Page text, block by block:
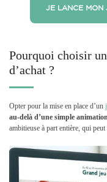
JE LANCE MON
Pourquoi choisir
d’achat ?
Opter pour la mise en place d’un
au-delà d’une simple
ambitieuse à part entière, qui